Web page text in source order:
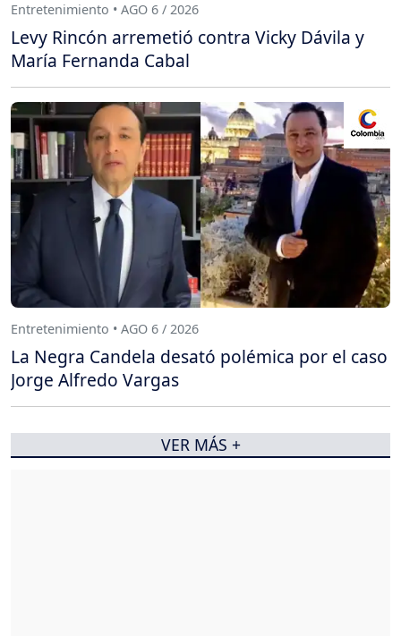
Entretenimiento • AGO 6 / 2026
Levy Rincón arremetió contra Vicky Dávila y
María Fernanda Cabal
Entretenimiento • AGO 6 / 2026
La Negra Candela desató polémica por el caso
Jorge Alfredo Vargas
VER MÁS +